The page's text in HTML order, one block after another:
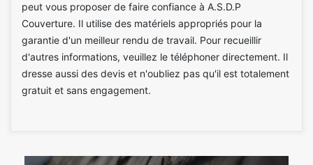
peut vous proposer de faire confiance à A.S.D.P
Couverture. Il utilise des matériels appropriés pour la
garantie d'un meilleur rendu de travail. Pour recueillir
d'autres informations, veuillez le téléphoner directement. Il
dresse aussi des devis et n'oubliez pas qu'il est totalement
gratuit et sans engagement.